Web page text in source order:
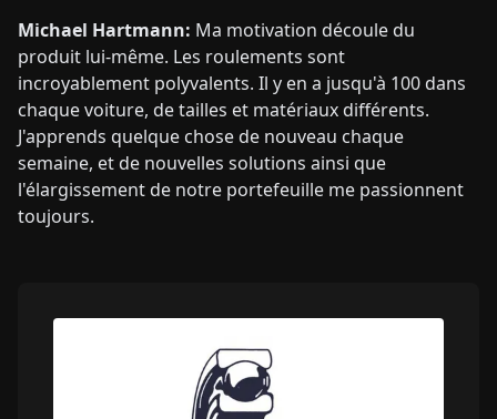
Michael Hartmann: Ma motivation découle du
produit lui-même. Les roulements sont
incroyablement polyvalents. Il y en a jusqu'à 100 dans
chaque voiture, de tailles et matériaux différents.
J'apprends quelque chose de nouveau chaque
semaine, et de nouvelles solutions ainsi que
l'élargissement de notre portefeuille me passionnent
toujours.